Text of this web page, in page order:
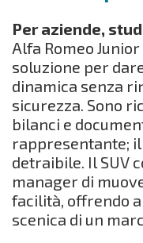
Per aziende,
Alfa Romeo
soluzione per
dinamica senza
sicurezza. Sono
bilanci e
rappresentante; il
detraibile. Il SUV
manager di
facilità, offrendo
scenica di un